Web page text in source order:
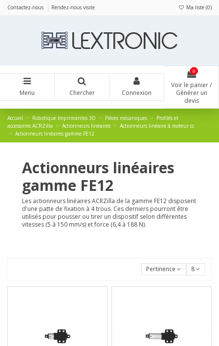
Contactez-nous Rendez-nous visite Ma liste (0)
Menu Chercher Connexion
0
Voir le panier /
Générer un
devis
Accueil Robotique Imprimantes 3D Pièces mécaniques
Profilés et
accessoires ACRZilla
Actionneurs linéaires
Actionneurs linéaire à moteur cc
Actionneurs linéaires gamme FE12
Actionneurs linéaires
gamme FE12
Les actionneurs linéaires ACRZilla de la gamme FE12 disposent
d'une patte de fixation à 4 trous. Ces derniers pourront être
utilisés pour pousser ou tirer un dispositif selon différentes
vitesses (5 à 150 mm/s) et force (6,4 à 188 N).
Pertinence 8
Panneau de gestion des cookies